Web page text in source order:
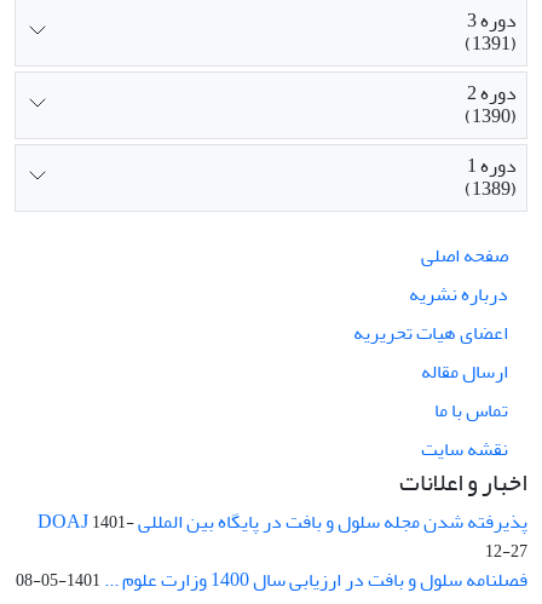
دوره 3
(1391)
دوره 2
(1390)
دوره 1
(1389)
صفحه اصلی
درباره نشریه
اعضای هیات تحریریه
ارسال مقاله
تماس با ما
نقشه سایت
اخبار و اعلانات
پذیرفته شدن مجله سلول و بافت در پایگاه بین المللی DOAJ1401-
12-27
فصلنامه سلول و بافت در ارزیابی سال 1400 وزارت علوم ... 1401-05-08